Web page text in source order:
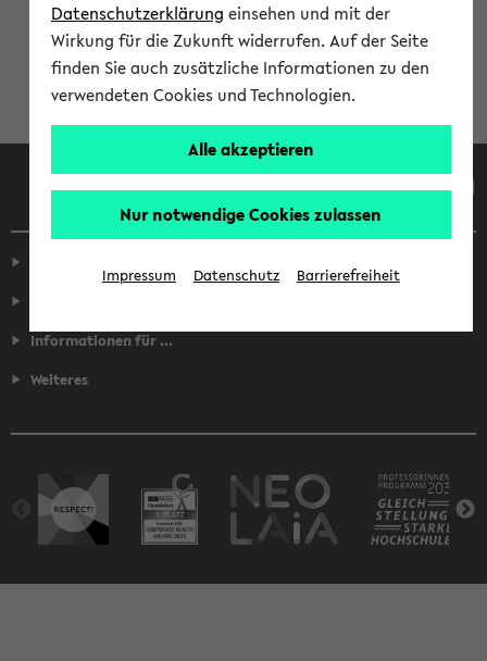
Anmeldung am eKVV
Informationen für ...
Weiteres
Datenschutzerklärung einsehen und mit der
Wirkung für die Zukunft widerrufen. Auf der Seite
finden Sie auch zusätzliche Informationen zu den
verwendeten Cookies und Technologien.
Alle akzeptieren
Nur notwendige Cookies zulassen
Impressum Datenschutz Barrierefreiheit